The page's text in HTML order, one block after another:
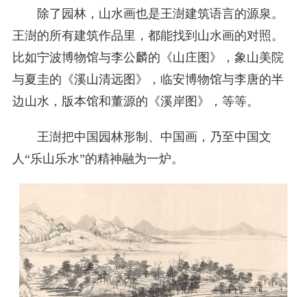
除了园林，山水画也是王澍建筑语言的源泉。
王澍的所有建筑作品里，都能找到山水画的对照。
比如宁波博物馆与李公麟的《山庄图》，象山美院
与夏圭的《溪山清远图》，临安博物馆与李唐的半
边山水，版本馆和董源的《溪岸图》，等等。
王澍把中国园林形制、中国画，乃至中国文
人“乐山乐水”的精神融为一炉。